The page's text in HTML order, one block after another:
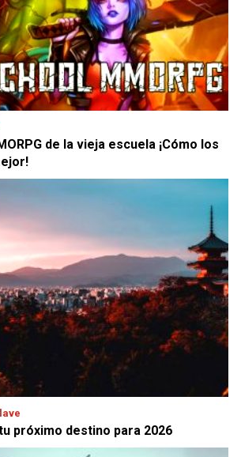
de la vieja escuela ¡Cómo los
próximo destino para 2026